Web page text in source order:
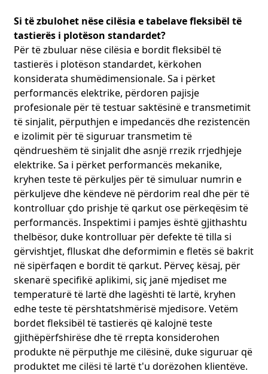
Si të zbulohet nëse cilësia e tabelave fleksibël të
tastierës i plotëson standardet?
Për të zbuluar nëse cilësia e bordit fleksibël të
tastierës i plotëson standardet, kërkohen
konsiderata shumëdimensionale. Sa i përket
performancës elektrike, përdoren pajisje
profesionale për të testuar saktësinë e transmetimit
të sinjalit, përputhjen e impedancës dhe rezistencën
e izolimit për të siguruar transmetim të
qëndrueshëm të sinjalit dhe asnjë rrezik rrjedhjeje
elektrike. Sa i përket performancës mekanike,
kryhen teste të përkuljes për të simuluar numrin e
përkuljeve dhe këndeve në përdorim real dhe për të
kontrolluar çdo prishje të qarkut ose përkeqësim të
performancës. Inspektimi i pamjes është gjithashtu
thelbësor, duke kontrolluar për defekte të tilla si
gërvishtjet, flluskat dhe deformimin e fletës së bakrit
në sipërfaqen e bordit të qarkut. Përveç kësaj, për
skenarë specifikë aplikimi, siç janë mjediset me
temperaturë të lartë dhe lagështi të lartë, kryhen
edhe teste të përshtatshmërisë mjedisore. Vetëm
bordet fleksibël të tastierës që kalojnë teste
gjithëpërfshirëse dhe të rrepta konsiderohen
produkte në përputhje me cilësinë, duke siguruar që
produktet me cilësi të lartë t'u dorëzohen klientëve.